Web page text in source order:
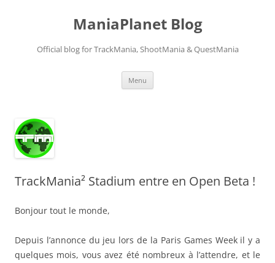
ManiaPlanet Blog
Official blog for TrackMania, ShootMania & QuestMania
Menu
TrackMania² Stadium entre en Open Beta !
Bonjour tout le monde,
Depuis l’annonce du jeu lors de la Paris Games Week il y a
quelques mois, vous avez été nombreux à l’attendre, et le